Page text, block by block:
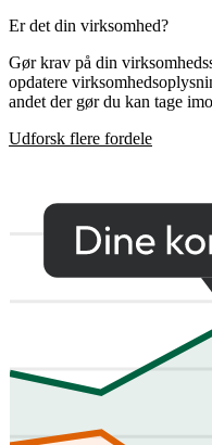
Er det din virksomhed?
Gør krav på din
opdatere
andet der gør du kan tage
Udforsk flere fordele